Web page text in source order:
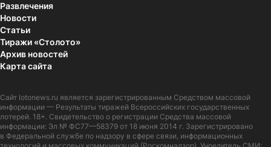
Развлечения
Новости
Статьи
Тиражи «Столото»
Архив новостей
Карта сайта
Сайт lotonews.ru является зарегистрированным Средством массовой
информации — Результаты тиражей Всероссийских государственных
лотерей. 18+. Свидетельство о регистрации Средства массовой
информации: Эл № ФС77—58379 от 18 июня 2014 г. Зарегистрировано
в Федеральной службе по надзору в сфере связи, информационных